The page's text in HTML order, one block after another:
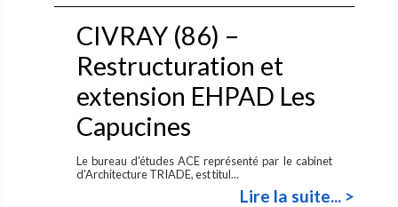
CIVRAY (86) –
Restructuration et
extension EHPAD Les
Capucines
Le bureau d'études ACE représenté par le cabinet
d'Architecture TRIADE, est titul...
Lire la suite... >